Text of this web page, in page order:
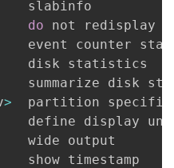
slabinfo
do not redisplay
event counter
disk statistics
summarize disk
>
partition
define display
wide output
show timestamp